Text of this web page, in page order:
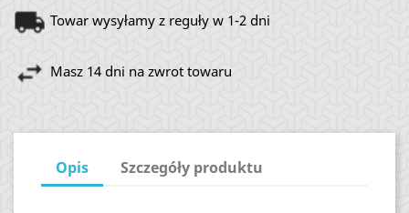
Towar wysyłamy z reguły w 1-2 dni
Masz 14 dni na zwrot towaru
Opis Szczegóły produktu